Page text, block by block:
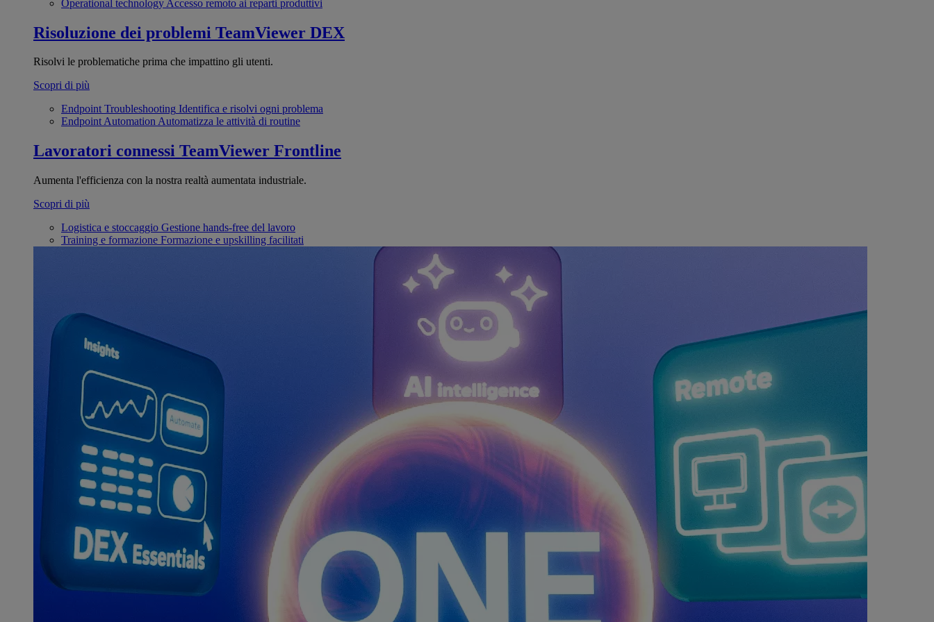
Operational technology Accesso remoto ai reparti produttivi
Risoluzione dei problemi TeamViewer DEX
Risolvi le problematiche prima che impattino gli utenti.
Scopri di più
Endpoint Troubleshooting Identifica e risolvi ogni problema
Endpoint AutomationAutomatizza le attività di routine
Lavoratori connessi TeamViewer Frontline
Aumenta l'efficienza con la nostra realtà aumentata industriale.
Scopri di più
Logistica e stoccaggio Gestione hands-free del lavoro
Training e formazione Formazione e upskilling facilitati